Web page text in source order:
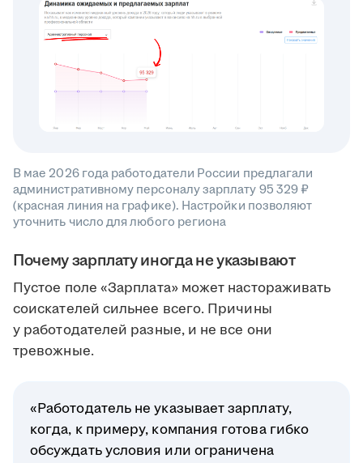
В мае 2026 года работодатели России предлагали
административному персоналу зарплату 95 329 ₽
(красная линия на графике). Настройки позволяют
уточнить число для любого региона
Почему зарплату иногда не указывают
Пустое поле «Зарплата» может настораживать
соискателей сильнее всего. Причины
у работодателей разные, и не все они
тревожные.
«Работодатель не указывает зарплату,
когда, к примеру, компания готова гибко
обсуждать условия или ограничена